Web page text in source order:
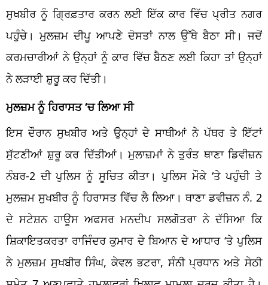
ਸੁਖਬੀਰ ਨੂੰ ਗ੍ਰਿਫ਼ਤਾਰ ਕਰਨ ਲਈ ਇੱਕ ਕਾਰ ਵਿੱਚ ਪ੍ਰੀਤ ਨਗਰ
ਪਹੁੰਚੇ। ਮੁਲਜ਼ਮ ਦੀਪੂ ਆਪਣੇ ਦੋਸਤਾਂ ਨਾਲ ਉੱਥੇ ਬੈਠਾ ਸੀ। ਜਦੋਂ
ਕਰਮਚਾਰੀਆਂ ਨੇ ਉਨ੍ਹਾਂ ਨੂੰ ਕਾਰ ਵਿੱਚ ਬੈਠਣ ਲਈ ਕਿਹਾ ਤਾਂ ਉਨ੍ਹਾਂ
ਨੇ ਲੜਾਈ ਸ਼ੁਰੂ ਕਰ ਦਿੱਤੀ।
ਮੁਲਜ਼ਮ ਨੂੰ ਹਿਰਾਸਤ ‘ਚ ਲਿਆ ਸੀ
ਇਸ ਦੌਰਾਨ ਸੁਖਬੀਰ ਅਤੇ ਉਨ੍ਹਾਂ ਦੇ ਸਾਥੀਆਂ ਨੇ ਪੱਥਰ ਤੇ ਇੱਟਾਂ
ਸੁੱਟਣੀਆਂ ਸ਼ੁਰੂ ਕਰ ਦਿੱਤੀਆਂ। ਮੁਲਾਜ਼ਮਾਂ ਨੇ ਤੁਰੰਤ ਥਾਣਾ ਡਿਵੀਜ਼ਨ
ਨੰਬਰ-2 ਦੀ ਪੁਲਿਸ ਨੂੰ ਸੂਚਿਤ ਕੀਤਾ। ਪੁਲਿਸ ਮੌਕੇ ‘ਤੇ ਪਹੁੰਚੀ ਤੇ
ਮੁਲਜ਼ਮ ਸੁਖਬੀਰ ਨੂੰ ਹਿਰਾਸਤ ਵਿੱਚ ਲੈ ਲਿਆ। ਥਾਣਾ ਡਵੀਜ਼ਨ ਨੰ. 2
ਦੇ ਸਟੇਸ਼ਨ ਹਾਊਸ ਅਫਸਰ ਮਨਦੀਪ ਸਲਗੋਤਰਾ ਨੇ ਦੱਸਿਆ ਕਿ
ਸ਼ਿਕਾਇਤਕਰਤਾ ਰਾਜਿੰਦਰ ਕੁਮਾਰ ਦੇ ਬਿਆਨ ਦੇ ਆਧਾਰ ‘ਤੇ ਪੁਲਿਸ
ਨੇ ਮੁਲਜ਼ਮ ਸੁਖਬੀਰ ਸਿੰਘ, ਕੇਵਲ ਭਟਰਾ, ਸੰਨੀ ਪ੍ਰਧਾਨ ਅਤੇ ਸੇਠੀ